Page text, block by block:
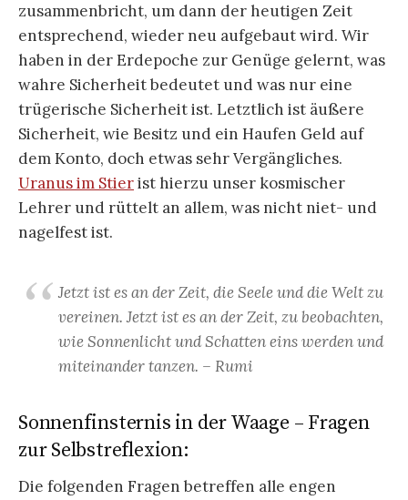
zusammenbricht, um dann der heutigen Zeit
entsprechend, wieder neu aufgebaut wird. Wir
haben in der Erdepoche zur Genüge gelernt, was
wahre Sicherheit bedeutet und was nur eine
trügerische Sicherheit ist. Letztlich ist äußere
Sicherheit, wie Besitz und ein Haufen Geld auf
dem Konto, doch etwas sehr Vergängliches.
Uranus im Stierist hierzu unser kosmischer
Lehrer und rüttelt an allem, was nicht niet- und
nagelfest ist.
Jetzt ist es an der Zeit, die Seele und die Welt zu
vereinen. Jetzt ist es an der Zeit, zu beobachten,
wie Sonnenlicht und Schatten eins werden und
miteinander tanzen. – Rumi
Sonnenfinsternis in der Waage – Fragen
zur Selbstreflexion:
Die folgenden Fragen betreffen alle engen